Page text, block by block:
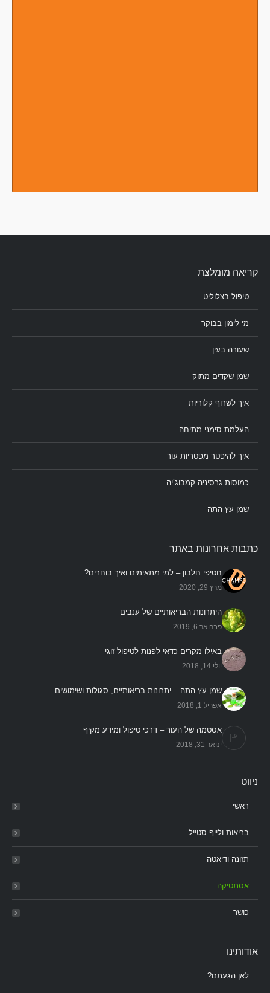
קריאה מומלצת
טיפול בצלוליט
מי לימון בבוקר
שעורה בעין
שמן שקדים מתוק
איך לשרוף קלוריות
העלמת סימני מתיחה
איך להיפטר מפטריות עור
כמוסות גרסיניה קמבוג’יה
שמן עץ התה
כתבות אחרונות באתר
חטיפי חלבון – למי מתאימים ואיך בוחרים?
מרץ 29, 2020
היתרונות הבריאותיים של ענבים
פברואר 6, 2019
באילו מקרים כדאי לפנות לטיפול זוגי
יולי 14, 2018
שמן עץ התה – יתרונות בריאותיים, סגולות ושימושים
אפריל 1, 2018
אסטמה של העור – דרכי טיפול ומידע מקיף
ינואר 31, 2018
ניווט
ראשי
בריאות ולייף סטייל
תזונה ודיאטה
אסתטיקה
כושר
אודותינו
לאן הגעתם?